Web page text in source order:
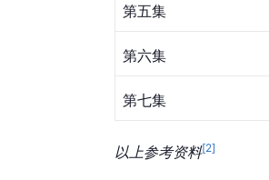
第五集
第六集
第七集
以上参考资料[2]